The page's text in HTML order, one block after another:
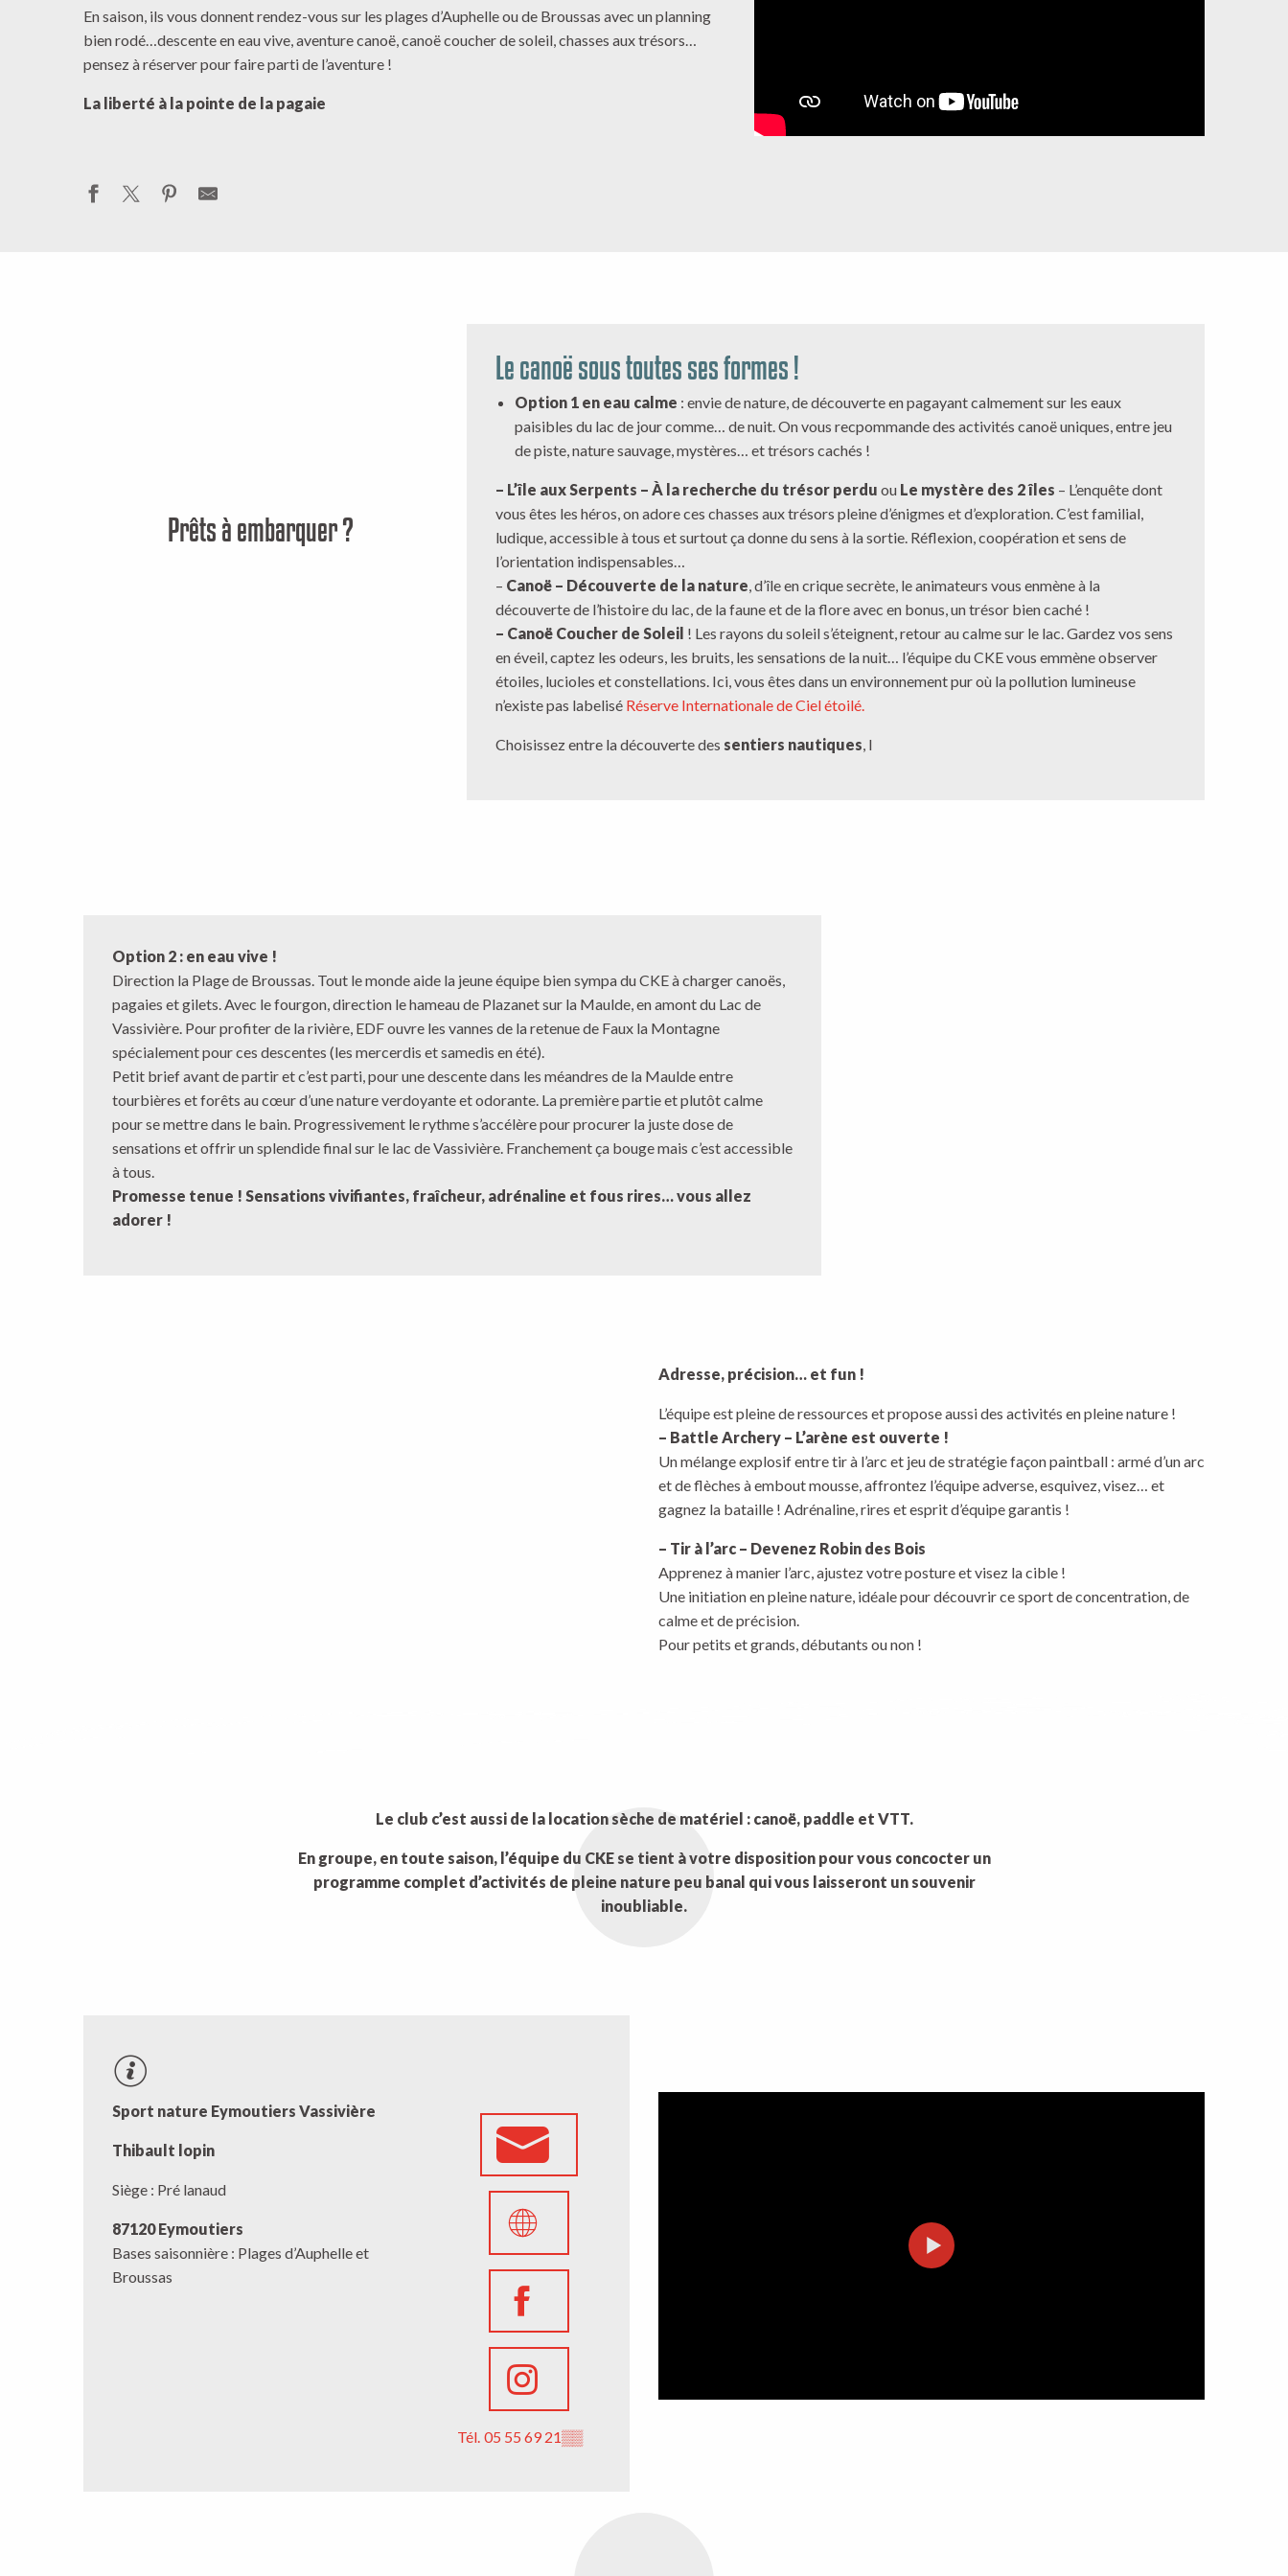
En saison, ils vous donnent rendez-vous sur les plages d’Auphelle ou de Broussas avec un planning
bien rodé…descente en eau vive, aventure canoë, canoë coucher de soleil, chasses aux trésors…
pensez à réserver pour faire parti de l’aventure !
La liberté à la pointe de la pagaie
Prêts à embarquer ?
Le canoë sous toutes ses formes !
Option 1 en eau calme : envie de nature, de découverte en pagayant calmement sur les eaux
paisibles du lac de jour comme… de nuit. On vous recpommande des activités canoë uniques, entre jeu
de piste, nature sauvage, mystères… et trésors cachés !
– L’île aux Serpents – À la recherche du trésor perdu ou Le mystère des 2 îles – L’enquête dont
vous êtes les héros, on adore ces chasses aux trésors pleine d’énigmes et d’exploration. C’est familial,
ludique, accessible à tous et surtout ça donne du sens à la sortie. Réflexion, coopération et sens de
l’orientation indispensables…
– Canoë – Découverte de la nature, d’île en crique secrète, le animateurs vous enmène à la
découverte de l’histoire du lac, de la faune et de la flore avec en bonus, un trésor bien caché !
– Canoë Coucher de Soleil ! Les rayons du soleil s’éteignent, retour au calme sur le lac. Gardez vos sens
en éveil, captez les odeurs, les bruits, les sensations de la nuit… l’équipe du CKE vous emmène observer
étoiles, lucioles et constellations. Ici, vous êtes dans un environnement pur où la pollution lumineuse
n’existe pas labelisé Réserve Internationale de Ciel étoilé.
Choisissez entre la découverte des sentiers nautiques, l
Option 2 : en eau vive !
Direction la Plage de Broussas. Tout le monde aide la jeune équipe bien sympa du CKE à charger canoës,
pagaies et gilets. Avec le fourgon, direction le hameau de Plazanet sur la Maulde, en amont du Lac de
Vassivière. Pour profiter de la rivière, EDF ouvre les vannes de la retenue de Faux la Montagne
spécialement pour ces descentes (les mercerdis et samedis en été).
Petit brief avant de partir et c’est parti, pour une descente dans les méandres de la Maulde entre
tourbières et forêts au cœur d’une nature verdoyante et odorante. La première partie et plutôt calme
pour se mettre dans le bain. Progressivement le rythme s’accélère pour procurer la juste dose de
sensations et offrir un splendide final sur le lac de Vassivière. Franchement ça bouge mais c’est accessible
à tous.
Promesse tenue ! Sensations vivifiantes, fraîcheur, adrénaline et fous rires… vous allez
adorer !
Adresse, précision… et fun !
L’équipe est pleine de ressources et propose aussi des activités en pleine nature !
– Battle Archery – L’arène est ouverte !
Un mélange explosif entre tir à l’arc et jeu de stratégie façon paintball : armé d’un arc
et de flèches à embout mousse, affrontez l’équipe adverse, esquivez, visez… et
gagnez la bataille ! Adrénaline, rires et esprit d’équipe garantis !
– Tir à l’arc – Devenez Robin des Bois
Apprenez à manier l’arc, ajustez votre posture et visez la cible !
Une initiation en pleine nature, idéale pour découvrir ce sport de concentration, de
calme et de précision.
Pour petits et grands, débutants ou non !
Le club c’est aussi de la location sèche de matériel : canoë, paddle et VTT.
En groupe, en toute saison, l’équipe du CKE se tient à votre disposition pour vous concocter un
programme complet d’activités de pleine nature peu banal qui vous laisseront un souvenir
inoubliable.
Sport nature Eymoutiers Vassivière
Thibault lopin
Siège : Pré lanaud
87120 Eymoutiers
Bases saisonnière : Plages d’Auphelle et
Broussas
Tél. 05 55 69 21▒▒